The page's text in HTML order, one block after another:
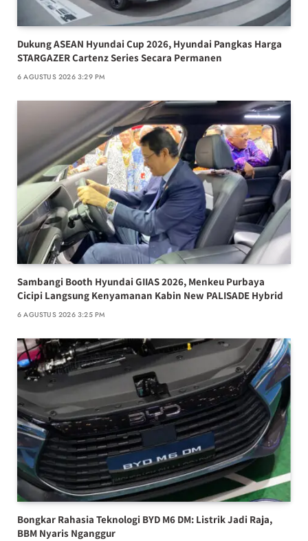
Dukung ASEAN Hyundai Cup 2026, Hyundai Pangkas Harga
STARGAZER Cartenz Series Secara Permanen
6 AGUSTUS 2026 3:29 PM
Sambangi Booth Hyundai GIIAS 2026, Menkeu Purbaya
Cicipi Langsung Kenyamanan Kabin New PALISADE Hybrid
6 AGUSTUS 2026 3:25 PM
Bongkar Rahasia Teknologi BYD M6 DM: Listrik Jadi Raja,
BBM Nyaris Nganggur